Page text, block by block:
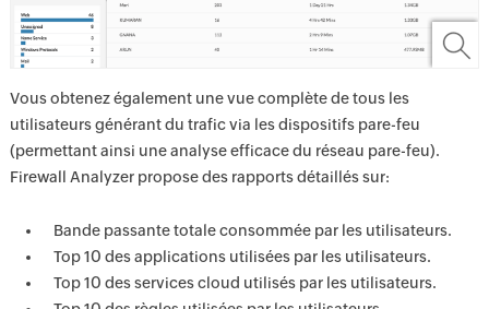
Vous obtenez également une vue complète de tous les
utilisateurs générant du trafic via les dispositifs pare-feu
(permettant ainsi une analyse efficace du réseau pare-feu).
Firewall Analyzer propose des rapports détaillés sur:
Bande passante totale consommée par les utilisateurs.
Top 10 des applications utilisées par les utilisateurs.
Top 10 des services cloud utilisés par les utilisateurs.